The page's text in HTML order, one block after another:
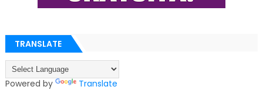
TRANSLATE
Powered by Translate